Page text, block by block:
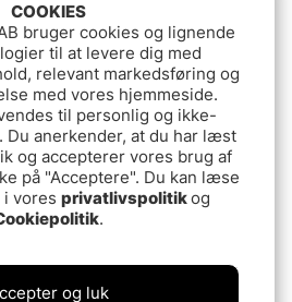
5 stjernerVurdering:
Rapala Down Deep
Husky Jerk 14cm
114.90 DKK
COOKIES
bruger cookies og lignende
til at levere dig med
relevant markedsføring og
med vores hjemmeside.
til personlig og ikke-
Du anerkender, at du har læst
og accepterer vores brug af
på "Acceptere". Du kan læse
i vores privatlivspolitikog
.
og luk